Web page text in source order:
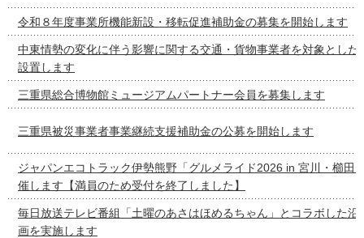
令和８年度事業所機能新設・移転促進補助金の募集を開始します
中東情勢の変化に伴う影響に関する交通・貨物事業者を対象とした
設置します
三重県総合博物館ミュージアムパートナー会員を募集します
三重県被災事業者事業継続支援補助金の公募を開始します
ジャパンエコトラック伊勢熊野「グルメライド2026 in 宮川・櫛田
催します【満員のため受付を終了しました】
毎日放送テレビ番組「土曜のあさはほめるちゃん」とコラボした沿
画を実施します